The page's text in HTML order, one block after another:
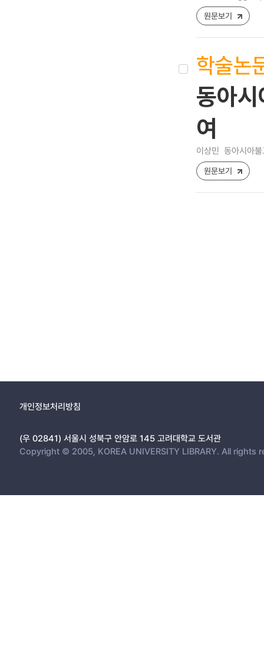
원문보기
학술논
동아
여
이상민 동아시아
원문보기
개인정보처리방침
(우 02841) 서울시 성북구 안암로 145 고려대학교 도서관
Copyright © 2005, KOREA UNIVERSITY LIBRARY. All rights